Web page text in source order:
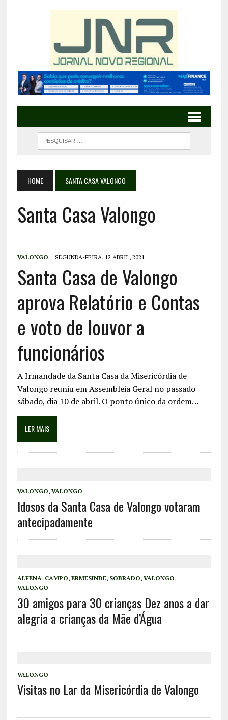
HOME SANTA CASA VALONGO
Santa Casa Valongo
VALONGO SEGUNDA-FEIRA, 12 ABRIL, 2021
Santa Casa de Valongo
aprova Relatório e Contas
e voto de louvor a
funcionários
A Irmandade da Santa Casa da Misericórdia de
Valongo reuniu em Assembleia Geral no passado
sábado, dia 10 de abril. O ponto único da ordem…
LER MAIS
VALONGO, VALONGO
Idosos da Santa Casa de Valongo votaram
antecipadamente
ALFENA, CAMPO, ERMESINDE, SOBRADO, VALONGO,
VALONGO
30 amigos para 30 crianças Dez anos a dar
alegria a crianças da Mãe d’Água
VALONGO
Visitas no Lar da Misericórdia de Valongo